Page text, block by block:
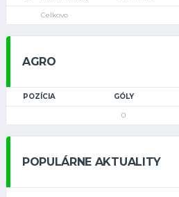
Celkovo
AGRO
POZÍCIA GÓLY
0
POPULÁRNE AKTUALITY